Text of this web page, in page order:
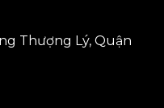
Thượng Lý, Quận